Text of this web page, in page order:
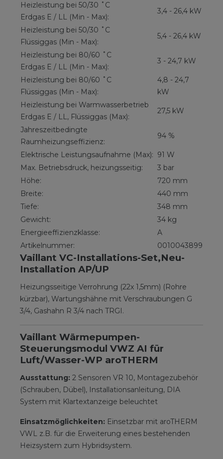
Heizleistung bei 50/30 ˚C
Erdgas E / LL (Min - Max):
3,4 - 26,4 kW
Heizleistung bei 50/30 ˚C
Flüssiggas (Min - Max):
5,4 - 26,4 kW
Heizleistung bei 80/60 ˚C
Erdgas E / LL (Min - Max):
3 - 24,7 kW
Heizleistung bei 80/60 ˚C
Flüssiggas (Min - Max):
4,8 - 24,7
kW
Heizleistung bei Warmwasserbetrieb
Erdgas E / LL, Flüssiggas (Max):
27,5 kW
Jahreszeitbedingte
Raumheizungseffizienz:
94 %
Elektrische Leistungsaufnahme (Max): 91 W
Max. Betriebsdruck, heizungsseitig:
3 bar
Höhe:
720 mm
Breite:
440 mm
Tiefe:
348 mm
Gewicht:
34 kg
Energieeffizienzklasse:
A
Artikelnummer:
0010043899
Vaillant VC-Installations-Set,Neu-
Installation AP/UP
Heizungsseitige Verrohrung (22x 1,5mm) (Rohre
kürzbar), Wartungshähne mit Verschraubungen G
3/4, Gashahn R 3/4 nach TRGI.
Vaillant Wärmepumpen-
Steuerungsmodul VWZ AI für
Luft/Wasser-WP aroTHERM
Ausstattung: 2 Sensoren VR 10, Montagezubehör
(Schrauben, Dübel), Installationsanleitung, DIA
System mit Klartextanzeige beleuchtet
Einsatzmöglichkeiten: Einsetzbar mit aroTHERM
VWL z.B. für die Erweiterung eines bestehenden
Heizsystem zum Hybridsystem.